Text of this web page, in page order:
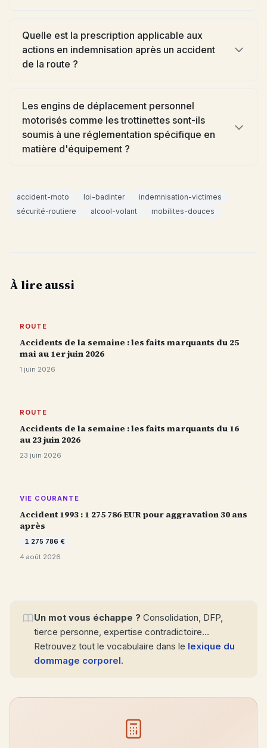
Quelle est la prescription applicable aux
actions en indemnisation après un accident
de la route ?
Les engins de déplacement personnel
motorisés comme les trottinettes sont-ils
soumis à une réglementation spécifique en
matière d'équipement ?
accident-moto loi-badinter
indemnisation-victimes
sécurité-routiere
alcool-volant mobilites-douces
À lire aussi
ROUTE
Accidents de la semaine : les faits marquants du 25
mai au 1er juin 2026
1 juin 2026
ROUTE
Accidents de la semaine : les faits marquants du 16
au 23 juin 2026
23 juin 2026
VIE COURANTE
Accident 1993 : 1 275 786 EUR pour aggravation 30 ans
après
1 275 786 €
4 août 2026
Un mot vous échappe ? Consolidation, DFP,
tierce personne, expertise contradictoire…
Retrouvez tout le vocabulaire dans le lexique du
dommage corporel.